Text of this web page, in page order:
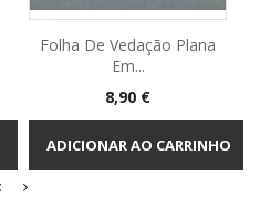
Folha De Vedação Plana
Em...
Preço
8,90 €
ADICIONAR AO CARRINHO